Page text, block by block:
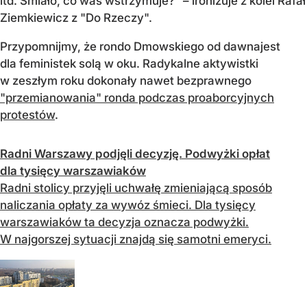
Ziemkiewicz z "Do Rzeczy".
Przypomnijmy, że rondo Dmowskiego od dawnajest
dla feministek solą w oku. Radykalne aktywistki
w zeszłym roku dokonały nawet bezprawnego
"przemianowania" ronda podczas proaborcyjnych
protestów.
Radni Warszawy podjęli decyzję. Podwyżki opłat
dla tysięcy warszawiaków
Radni stolicy przyjęli uchwałę zmieniającą sposób
naliczania opłaty za wywóz śmieci. Dla tysięcy
warszawiaków ta decyzja oznacza podwyżki.
W najgorszej sytuacji znajdą się samotni emeryci.